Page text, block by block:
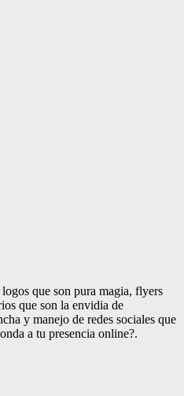
que son pura magia, flyers
que son la envidia de
y manejo de redes sociales que
a tu presencia online?.